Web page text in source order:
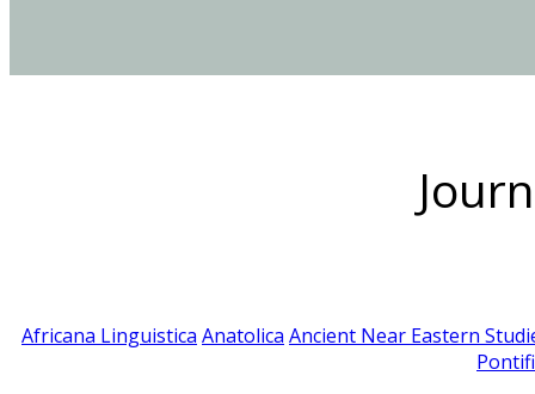
Africana Linguistica Anatolica Ancient Near Eastern